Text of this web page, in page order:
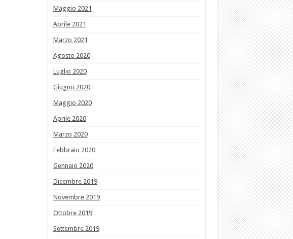
Maggio 2021
Aprile 2021
Marzo 2021
Agosto 2020
Luglio 2020
Giugno 2020
Maggio 2020
Aprile 2020
Marzo 2020
Febbraio 2020
Gennaio 2020
Dicembre 2019
Novembre 2019
Ottobre 2019
Settembre 2019